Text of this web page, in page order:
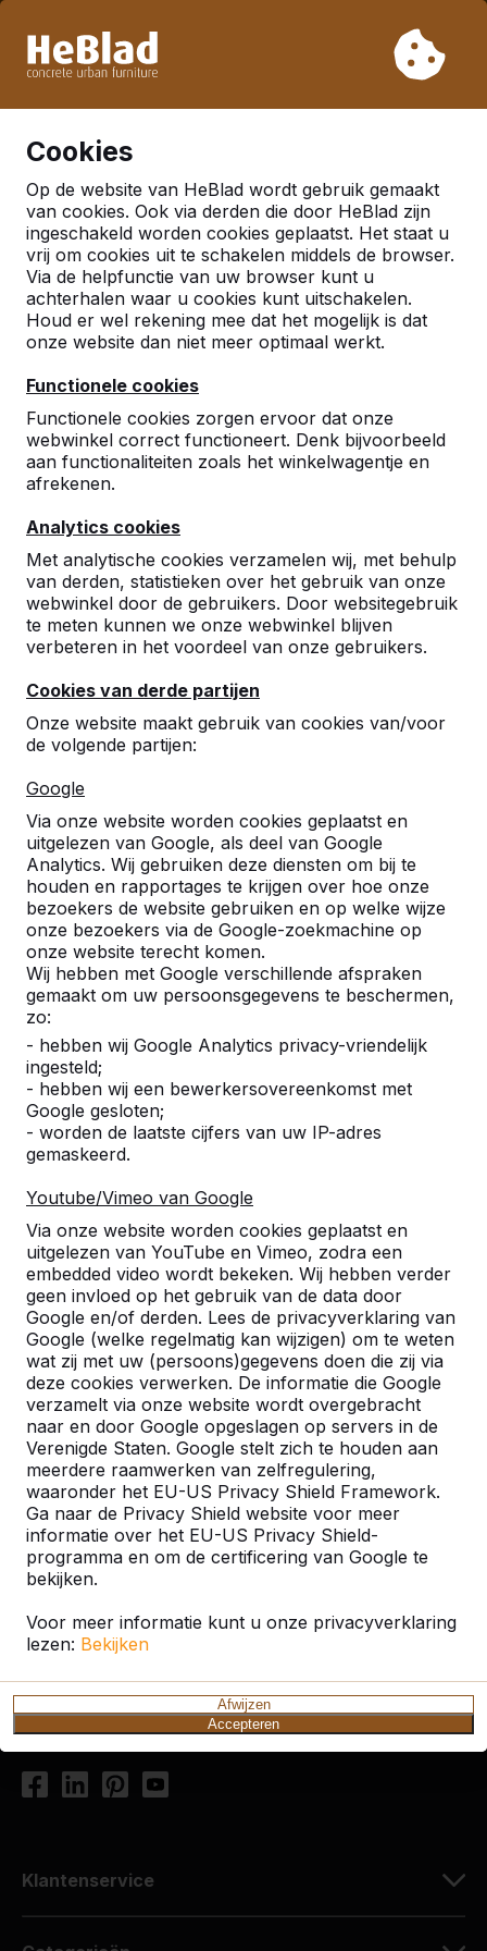
week 33. Houdt u daarom rekening met langere levertijden.
Cookies
Op de website van HeBlad wordt gebruik gemaakt
van cookies. Ook via derden die door HeBlad zijn
ingeschakeld worden cookies geplaatst. Het staat u
vrij om cookies uit te schakelen middels de browser.
Via de helpfunctie van uw browser kunt u
achterhalen waar u cookies kunt uitschakelen.
Houd er wel rekening mee dat het mogelijk is dat
onze website dan niet meer optimaal werkt.
Functionele cookies
Functionele cookies zorgen ervoor dat onze
webwinkel correct functioneert. Denk bijvoorbeeld
aan functionaliteiten zoals het winkelwagentje en
afrekenen.
Analytics cookies
Met analytische cookies verzamelen wij, met behulp
van derden, statistieken over het gebruik van onze
webwinkel door de gebruikers. Door websitegebruik
te meten kunnen we onze webwinkel blijven
verbeteren in het voordeel van onze gebruikers.
Cookies van derde partijen
Onze website maakt gebruik van cookies van/voor
de volgende partijen:
Google
Via onze website worden cookies geplaatst en
uitgelezen van Google, als deel van Google
Analytics. Wij gebruiken deze diensten om bij te
houden en rapportages te krijgen over hoe onze
bezoekers de website gebruiken en op welke wijze
onze bezoekers via de Google-zoekmachine op
onze website terecht komen.
Wij hebben met Google verschillende afspraken
gemaakt om uw persoonsgegevens te beschermen,
zo:
- hebben wij Google Analytics privacy-vriendelijk
ingesteld;
- hebben wij een bewerkersovereenkomst met
Google gesloten;
- worden de laatste cijfers van uw IP-adres
gemaskeerd.
Youtube/Vimeo van Google
Via onze website worden cookies geplaatst en
uitgelezen van YouTube en Vimeo, zodra een
embedded video wordt bekeken. Wij hebben verder
geen invloed op het gebruik van de data door
Google en/of derden. Lees de privacyverklaring van
Google (welke regelmatig kan wijzigen) om te weten
wat zij met uw (persoons)gegevens doen die zij via
deze cookies verwerken. De informatie die Google
verzamelt via onze website wordt overgebracht
naar en door Google opgeslagen op servers in de
Verenigde Staten. Google stelt zich te houden aan
meerdere raamwerken van zelfregulering,
waaronder het EU-US Privacy Shield Framework.
Ga naar de Privacy Shield website voor meer
informatie over het EU-US Privacy Shield-
programma en om de certificering van Google te
bekijken.
Voor meer informatie kunt u onze privacyverklaring
lezen: Bekijken
Afwijzen
Accepteren
Al meer dan 30.000 producten verkocht
Nederland
Referenties in:Kesteren
Geen reviews gevonden voor deze
locatie.
Referenties
U vindt onze producten in heel Europa en
zelfs daarbuiten. Bekijk hier waar bij u in de
buurt al een HeBlad product staat.
Product
Alles weergeven
Categorie
Alles weergeven
Zoek op plaats of postcode
Zie ook
Achterberg Druten IJzendoorn
Betuwe)
Contact
HeBlad Nederland
5527 LC Hapert
Nederland
+31 (0)497 - 36.08.08
info@HeBlad.com
Klantenservice